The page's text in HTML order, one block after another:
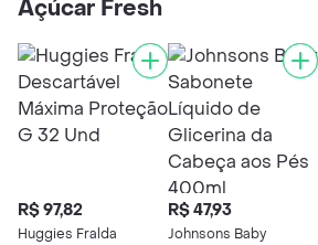
Açúcar Fresh
R$ 97,82
Huggies Fralda
R$ 47,93
Johnsons Baby